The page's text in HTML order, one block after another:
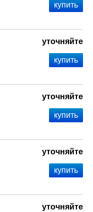
уточняйте
уточняйте
уточняйте
уточняйте